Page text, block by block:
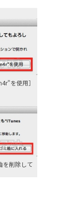
を使用］
を削除して